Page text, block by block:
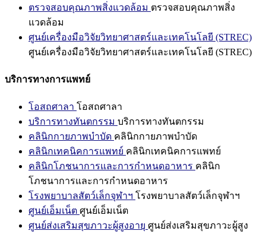
ตรวจสอบคุณภาพสิ่งแวดล้อม ตรวจสอบคุณภาพสิ่ง
แวดล้อม
ศูนย์เครื่องมือวิจัยวิทยาศาสตร์และเทคโนโลยี (STREC)
ศูนย์เครื่องมือวิจัยวิทยาศาสตร์และเทคโนโลยี (STREC)
บริการทางการแพทย์
โอสถศาลา โอสถศาลา
บริการทางทันตกรรม บริการทางทันตกรรม
คลินิกกายภาพบำบัด คลินิกกายภาพบำบัด
คลินิกเทคนิคการแพทย์ คลินิกเทคนิคการแพทย์
คลินิกโภชนาการและการกำหนดอาหาร คลินิก
โภชนาการและการกำหนดอาหาร
โรงพยาบาลสัตว์เล็กจุฬาฯ โรงพยาบาลสัตว์เล็กจุฬาฯ
ศูนย์เอ็มเน็ต ศูนย์เอ็มเน็ต
ศูนย์ส่งเสริมสุขภาวะผู้สูงอายุ ศูนย์ส่งเสริมสุขภาวะผู้สูง